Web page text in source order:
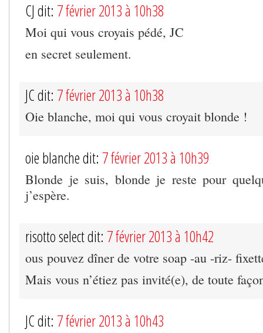
CJ dit: 7 février 2013 à 10h38
Moi qui vous croyais pédé, JC
en secret seulement.
JC dit: 7 février 2013 à 10h38
Oie blanche, moi qui vous croyait blonde !
oie blanche dit: 7 février 2013 à 10h39
Blonde je suis, blonde je reste pour
j’espère.
risotto select dit: 7 février 2013 à 10h42
ous pouvez dîner de votre soap -au -riz-
Mais vous n’étiez pas invité(e), de toute
JC dit: 7 février 2013 à 10h43